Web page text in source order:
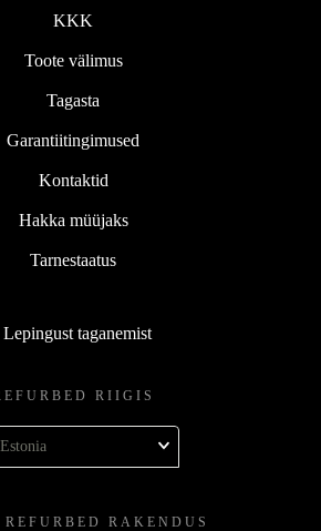
KKK
Toote välimus
Tagasta
Garantiitingimused
Kontaktid
Hakka müüjaks
Tarnestaatus
Lepingust taganemist
RIIGIS
Estonia
RAKENDUS